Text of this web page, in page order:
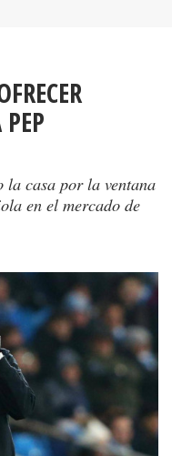
casa por la ventana
en el mercado de